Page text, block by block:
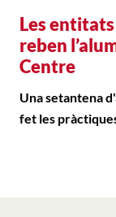
Les
reben
Centre
Una setantena
fet les